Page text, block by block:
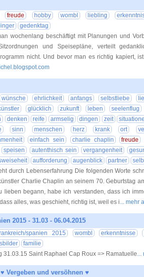
freude hobby wombl liebling
gedenktag
wochenlang beschäftigt mit Planungen und
und Speisepläne, verteilt
nicht. Und bevor man es richtig kapiert,
wünsche ehrlichkeit anfangs selbstliebe
glücklich zukunft leben
seelenflug
denken reife armselig dingen zeit
sinn menschen herz krank ort
einfach sein charlie chaplin
freude
speisen autenthisch sein vergangenheit
aufforderung augenblick partner
durch Lebenserfahrung Die folgenden Worte
Charlie Chaplin an seinem 70. Geburtstag
lieben begann, habe ich verstanden, dass ich
alles, was geschieht, richtig ist, weil es i... mehr
2015 - 31.03 - 06.04.2015
spanien 2015 wombl
erkenntnisse
familie
31.03.15 Saint Raphael Cap Roux => Ramatuelle...
Vergeben und versöhnen ♥